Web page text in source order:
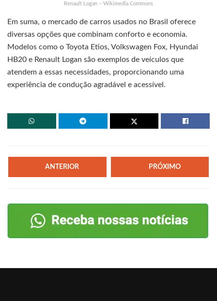
Renault Logan – Wikimedia Commons
Em suma, o mercado de carros usados no Brasil oferece
diversas opções que combinam conforto e economia.
Modelos como o Toyota Etios, Volkswagen Fox, Hyundai
HB20 e Renault Logan são exemplos de veículos que
atendem a essas necessidades, proporcionando uma
experiência de condução agradável e acessível.
ANTERIOR PRÓXIMO